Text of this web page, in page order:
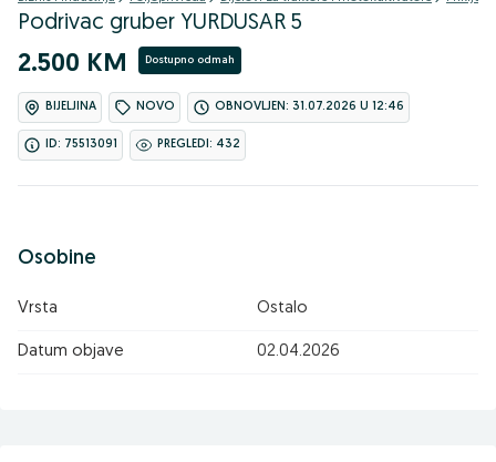
Podrivac gruber YURDUSAR 5
2.500 KM Dostupno odmah
BIJELJINA NOVO OBNOVLJEN: 31.07.2026 U 12:46
ID: 75513091 PREGLEDI: 432
Osobine
Vrsta Ostalo
Datum objave 02.04.2026